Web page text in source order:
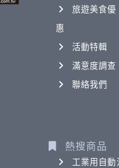
旅遊美食優
惠
活動特輯
滿意度調查
聯絡我們
熱搜商品
工業用自動